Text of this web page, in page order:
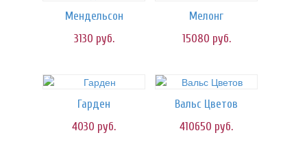
Мендельсон
3130 руб.
Мелонг
15080 руб.
Гарден
4030 руб.
Вальс Цветов
410650 руб.